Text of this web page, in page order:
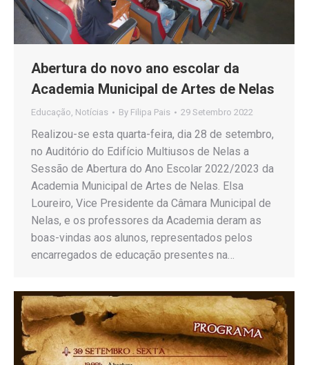
Abertura do novo ano escolar da
Academia Municipal de Artes de Nelas
Educação Notícias By Filipa Pais 29 Setembro 2022
Realizou-se esta quarta-feira, dia 28 de setembro,
no Auditório do Edifício Multiusos de Nelas a
Sessão de Abertura do Ano Escolar 2022/2023 da
Academia Municipal de Artes de Nelas. Elsa
Loureiro, Vice Presidente da Câmara Municipal de
Nelas, e os professores da Academia deram as
boas-vindas aos alunos, representados pelos
encarregados de educação presentes na…